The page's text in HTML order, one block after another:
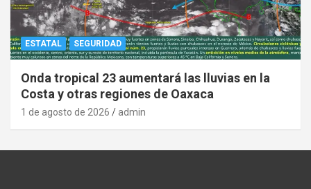
ESTATAL SEGURIDAD
Onda tropical 23 aumentará las lluvias en la
Costa y otras regiones de Oaxaca
1 de agosto de 2026 admin